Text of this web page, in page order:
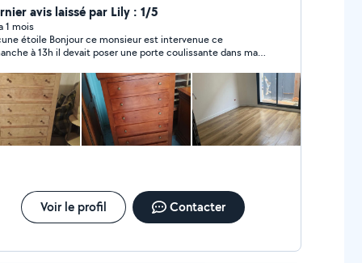
avis laissé par Lily : 1/5
1 mois
étoile Bonjour ce monsieur est intervenue ce
à 13h il devait poser une porte coulissante dans ma
ni mètre ni niveau à bille il est venu qu’avec une
heureusement que j avais une perceuse sauf que
a mal installé le rail pas droit du tout donc la porte
de l’ouvrir ou la refermer et soit disant qu il
le lendemain car il avait soit disant un autre.
depuis plus de nouvelles
Voir le profil Contacter